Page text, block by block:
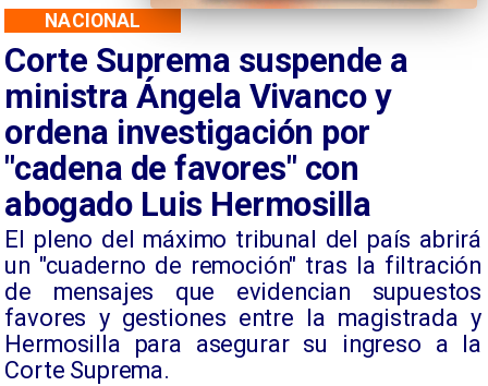
Corte Suprema suspende a
ministra Ángela Vivanco y
ordena investigación por
"cadena de favores" con
abogado Luis Hermosilla
El pleno del máximo tribunal del país abrirá
un "cuaderno de remoción" tras la filtración
de mensajes que evidencian supuestos
favores y gestiones entre la magistrada y
Hermosilla para asegurar su ingreso a la
Corte Suprema.
NACIONAL